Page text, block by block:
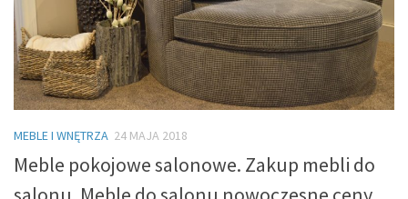
MEBLE I WNĘTRZA 24 MAJA 2018
Meble pokojowe salonowe. Zakup mebli do